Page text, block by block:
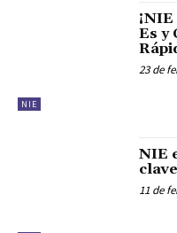
NIE
Es y
23 de
NIE
11 de